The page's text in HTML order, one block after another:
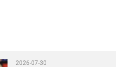
2026-07-30